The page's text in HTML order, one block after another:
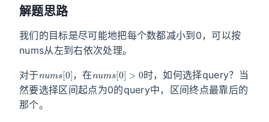
解题思路
我们的目标是尽可能地把每个数都减小到0，可以按
nums从左到右依次处理。
对于 ，在
时，如何选择query？当
然要选择区间起点为0的query中，区间终点最靠后的
那个。